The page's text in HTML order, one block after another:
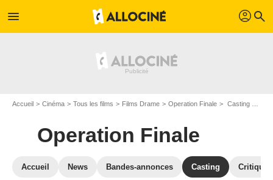
menu profil search
Accueil Cinéma Tous les films Films Drame Operation Finale Casting Operation Finale
Operation Finale
Accueil News Bandes-annonces Casting